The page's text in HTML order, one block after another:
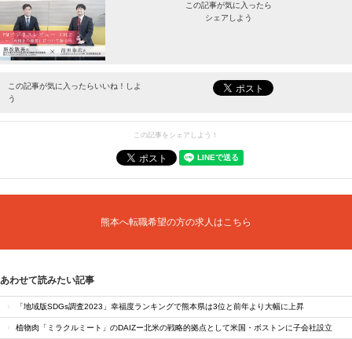
この記事が気に入ったら
シェアしよう
最新情報をお届けします。
この記事が気に入ったらいいね！しよ
う
この記事をシェアしよう！
熊本へ転職希望の方の求人はこちら
あわせて読みたい記事
「地域版SDGs調査2023」幸福度ランキングで熊本県は3位と前年より大幅に上昇
植物肉「ミラクルミート」のDAIZー北米の戦略的拠点として米国・ボストンに子会社設立